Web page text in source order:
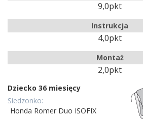
9,0pkt
Instrukcja
4,0pkt
Montaż
2,0pkt
Dziecko 36 miesięcy
Siedzonko:
Honda Romer Duo ISOFIX